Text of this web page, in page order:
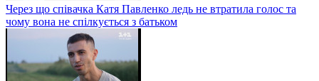
Через що співачка Катя Павленко ледь не втратила голос та
чому вона не спілкується з батьком